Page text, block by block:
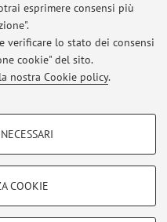
esprimere consensi più
verificare lo stato dei consensi
cookie" del sito.
nostra Cookie policy.
COOKIE
presenti avvisi.
contenuti del sito.